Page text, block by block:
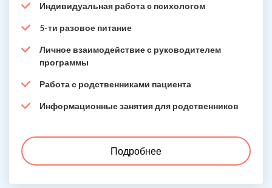
Индивидуальная работа с психологом
5-ти разовое питание
Личное взаимодействие с руководителем
программы
Работа с родственниками пациента
Информационные занятия для родственников
Подробнее